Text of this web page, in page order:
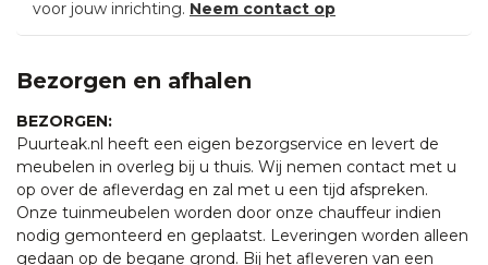
voor jouw inrichting. Neem contact op
Bezorgen en afhalen
BEZORGEN:
Puurteak.nl heeft een eigen bezorgservice en levert de
meubelen in overleg bij u thuis. Wij nemen contact met u
op over de afleverdag en zal met u een tijd afspreken.
Onze tuinmeubelen worden door onze chauffeur indien
nodig gemonteerd en geplaatst. Leveringen worden alleen
gedaan op de begane grond. Bij het afleveren van een